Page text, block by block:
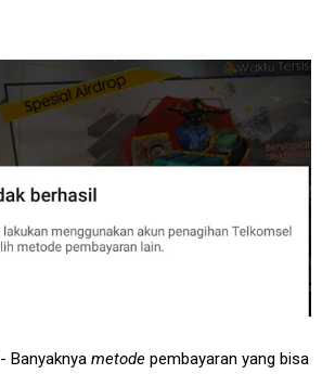
- Banyaknya metode pembayaran yang bisa